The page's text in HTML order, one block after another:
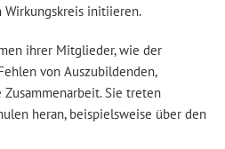
initiieren.
ihrer Mitglieder, wie der
von Auszubildenden,
Sie treten
heran, beispielsweise über den